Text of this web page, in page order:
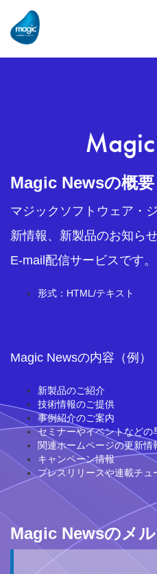
Magic Newsの概要
マジックソフトウェア・
新情報、新製品のお知ら
E-mail配信サービスです。
形式：HTML/テキスト
Magic Newsの内容（例）
新製品のご紹介
技術情報のご提供
事例紹介のご案内
セミナーやイベントなどの
関連ホームページの更新情
キャンペーン情報
プレスリリースや連載チュ
Magic Newsのメ